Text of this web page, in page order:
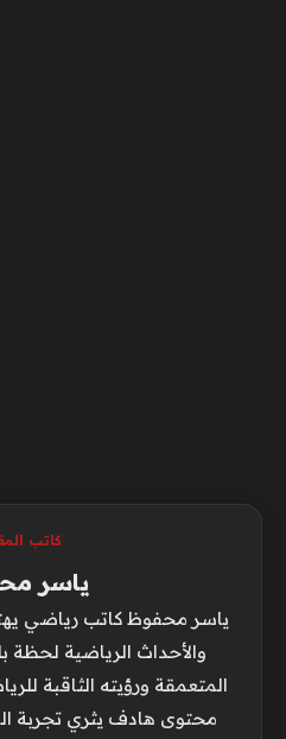
كاتب
ياسر
ياسر محفوظ كاتب رياضي
والأحداث الرياضية لحظة
المتعمقة ورؤيته الثاقبة
محتوى هادف يثري تجربة